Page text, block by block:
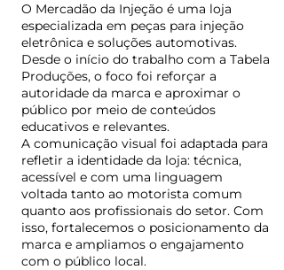
O Mercadão da Injeção é uma loja
especializada em peças para injeção
eletrônica e soluções automotivas.
Desde o início do trabalho com a Tabela
Produções, o foco foi reforçar a
autoridade da marca e aproximar o
público por meio de conteúdos
educativos e relevantes.
A comunicação visual foi adaptada para
refletir a identidade da loja: técnica,
acessível e com uma linguagem
voltada tanto ao motorista comum
quanto aos profissionais do setor. Com
isso, fortalecemos o posicionamento da
marca e ampliamos o engajamento
com o público local.